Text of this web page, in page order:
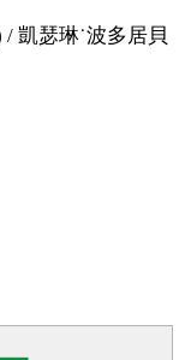
/ 凱瑟琳˙波多居貝